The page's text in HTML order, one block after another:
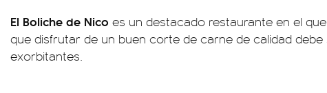
El Boliche de Nico es un destacado restaurante en el
que disfrutar de un buen corte de carne de calidad
exorbitantes.